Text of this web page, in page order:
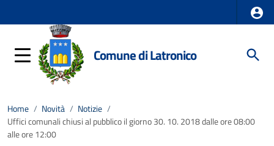
Comune di Latronico
Home / Novità / Notizie /
Uffici comunali chiusi al pubblico il giorno 30. 10. 2018 dalle ore 08:00
alle ore 12:00